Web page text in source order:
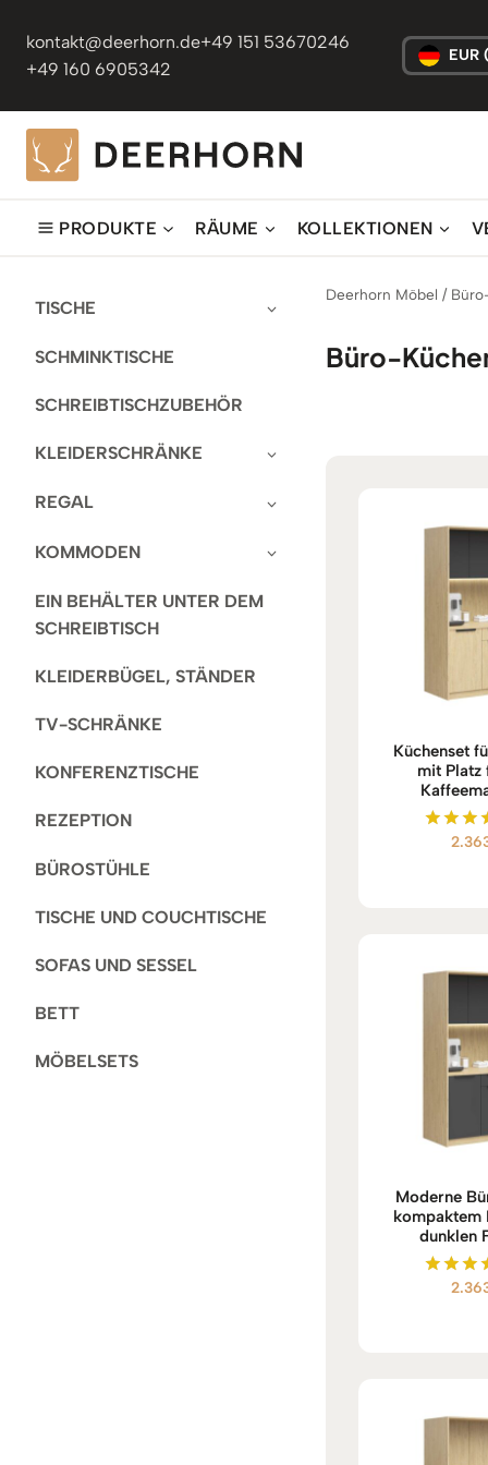
Inhalt
springen
kontakt@deerhorn.de+49 151 53670246
+49 160 6905342
EUR
PRODUKTE RÄUME KOLLEKTIONEN
TISCHE
SCHMINKTISCHE
SCHREIBTISCHZUBEHÖR
KLEIDERSCHRÄNKE
REGAL
KOMMODEN
EIN BEHÄLTER UNTER DEM
SCHREIBTISCH
KLEIDERBÜGEL, STÄNDER
TV-SCHRÄNKE
KONFERENZTISCHE
REZEPTION
BÜROSTÜHLE
TISCHE UND COUCHTISCHE
SOFAS UND SESSEL
BETT
MÖBELSETS
Deerhorn Möbel /
Büro-
Küchenset
mit Platz
Moderne
kompaktem
dunklen